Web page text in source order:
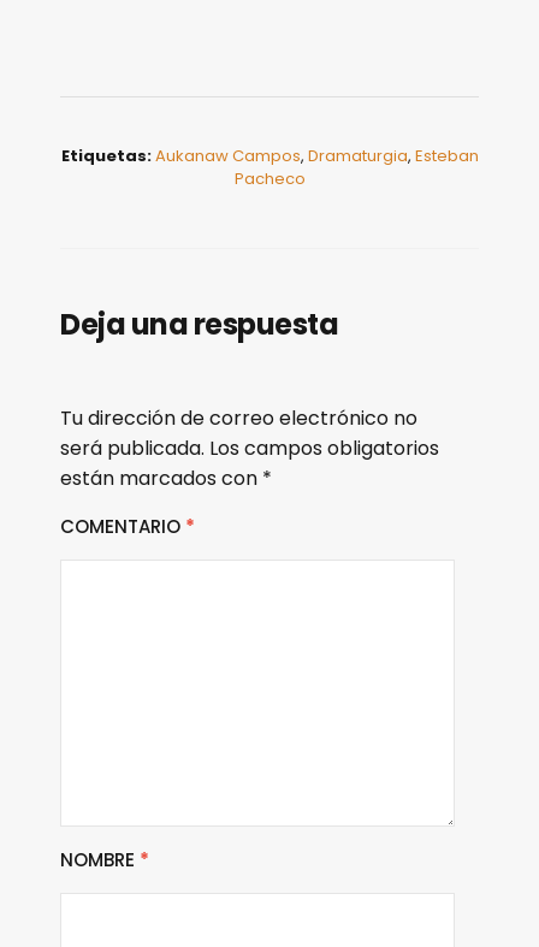
Etiquetas:Aukanaw Campos, Dramaturgia, Esteban
Pacheco
Deja una respuesta
Tu dirección de correo electrónico no
será publicada. Los campos obligatorios
están marcados con *
COMENTARIO *
NOMBRE *